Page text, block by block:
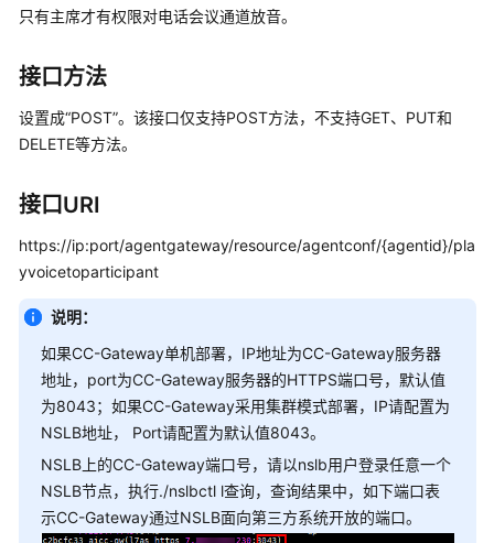
指
价
格
说
开
指
南
参
考
接
口
方
只有主席才有权限对电话会议通道放音。
接口方法
设置成“POST”。该接口仅支持POST方法，不支持GET、PUT和
DELETE等方法。
接口URI
https://ip:port/agentgateway/resource/agentconf/{agentid}/pla
yvoicetoparticipant
说明：
如果CC-Gateway单机部署，IP地址为CC-Gateway服务器
地址，port为CC-Gateway服务器的HTTPS端口号，默认值
为8043；如果CC-Gateway采用集群模式部署，IP请配置为
NSLB地址， Port请配置为默认值8043。
NSLB上的CC-Gateway端口号，请以nslb用户登录任意一个
NSLB节点，执行./nslbctl l查询，查询结果中，如下端口表
示CC-Gateway通过NSLB面向第三方系统开放的端口。